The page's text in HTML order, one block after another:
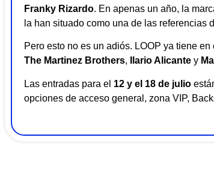
Franky Rizardo. En apenas un año, la
la han situado como una de las referencias
Pero esto no es un adiós. LOOP ya tiene en
The Martinez Brothers, Ilario Alicante y
Las entradas para el 12 y el 18 de julio
opciones de acceso general, zona VIP,